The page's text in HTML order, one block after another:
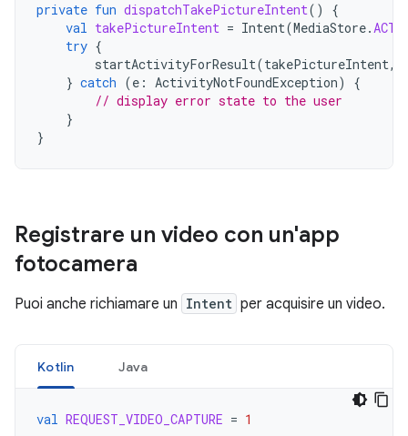
private fun dispatchTakePictureIntent()
{
val takePictureIntent = Intent(MediaStore.
try {
startActivityForResult(takePictureIntent,
} catch (e : ActivityNotFoundException)
{
// display error state to the user
}
}
Registrare un video con un'app
fotocamera
Puoi anche richiamare un Intent per acquisire un video.
Kotlin Java
val REQUEST_VIDEO_CAPTURE = 1